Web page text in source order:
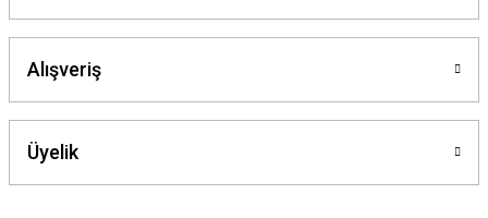
Alışveriş
Üyelik